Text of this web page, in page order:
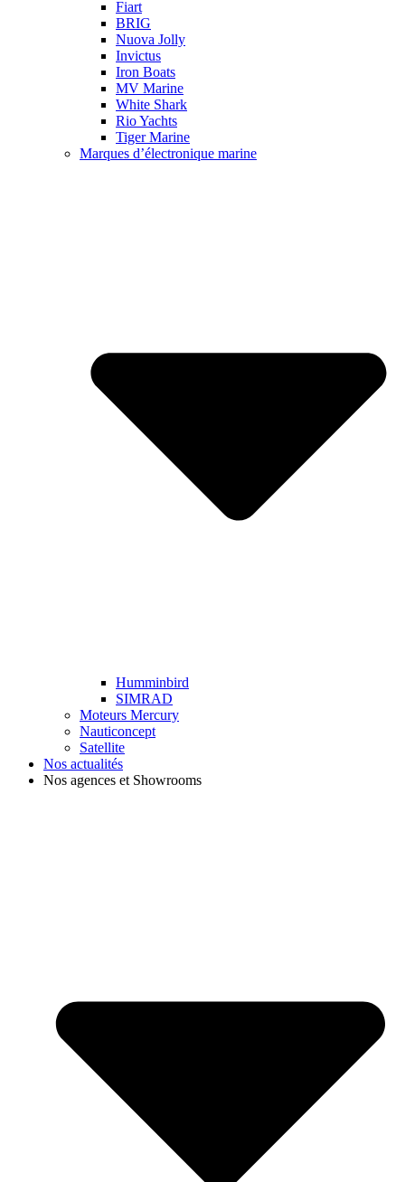
Fiart
BRIG
Nuova Jolly
Invictus
Iron Boats
MV Marine
White Shark
Rio Yachts
Tiger Marine
Marques d’électronique marine
Humminbird
SIMRAD
Moteurs Mercury
Nauticoncept
Satellite
Nos actualités
Nos agences et Showrooms